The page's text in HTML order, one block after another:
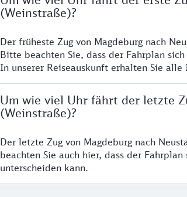
(Weinstraße)?
Der früheste Zug von Magdeburg nach
Bitte beachten Sie, dass der Fahrplan
In unserer Reiseauskunft erhalten Sie
Um wie viel Uhr fährt der letzte
(Weinstraße)?
Der letzte Zug von Magdeburg nach
beachten Sie auch hier, dass der
unterscheiden kann.